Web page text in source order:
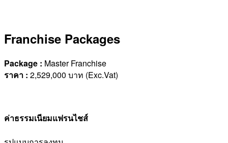
Franchise Packages
Package : Master Franchise
ราคา : 2,529,000 บาท (Exc.Vat)
ค่าธรรมเนียมแฟรนไชส์